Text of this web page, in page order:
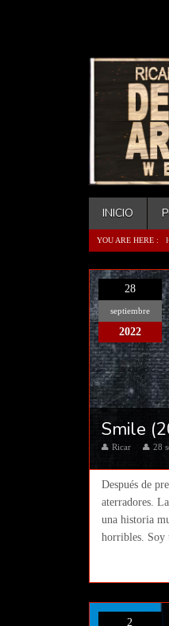
INICIO
YOU ARE HERE :
28
septiembre
2022
Smile
Ricar 28
Después de
aterradores.
una historia
horribles.
2